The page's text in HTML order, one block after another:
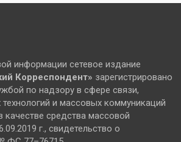
информации сетевое издание
Корреспондент» зарегистрировано
по надзору в сфере связи,
и массовых коммуникаций
средства массовой
г., свидетельство о